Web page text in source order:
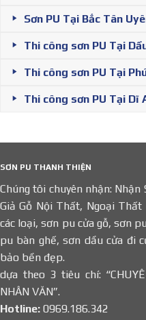
Sơn PU Tại Bắc Tân
Thi công sơn PU Tại
Thi công sơn PU Tại
Thi công sơn PU Tại Dĩ
SƠN PU THANH THIỆN
Chúng tôi chuyên nhận: Nhận
Giả Gỗ Nội Thất, Ngoại
các loại, sơn pu cửa gỗ, sơn
pu bàn ghế, sơn dầu cửa đi
bảo bền đẹp.
dựa theo 3 tiêu chí:
NHÂN VĂN”.
Hotline: 0969.186.342